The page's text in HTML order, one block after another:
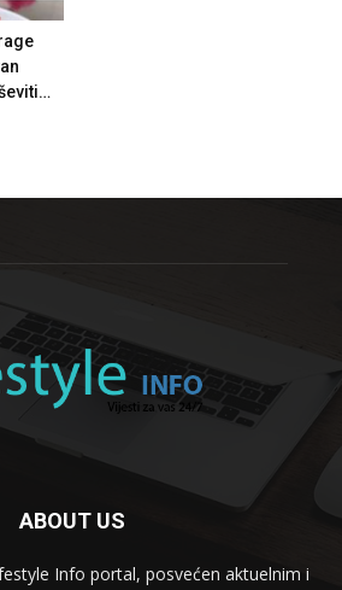
ABOUT US
Info portal, posvećen aktuelnim i